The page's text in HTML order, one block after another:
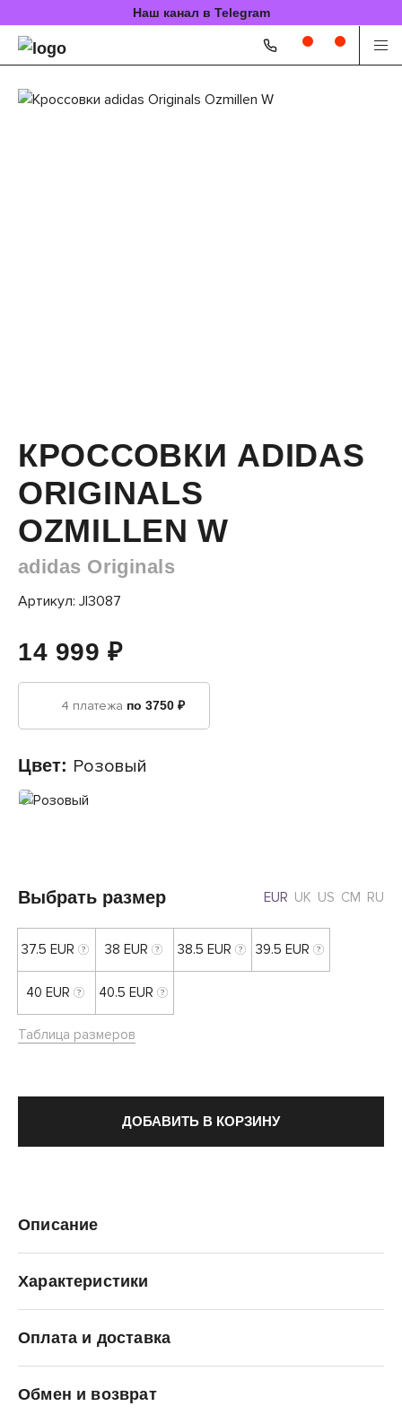
Наш канал в Telegram
КРОССОВКИ ADIDAS
ORIGINALS
OZMILLEN W
adidas Originals
Артикул: JI3087
14 999 ₽
4 платежа по 3750 ₽
Цвет: Розовый
Выбрать размер EUR UK US CM RU
37.5 EUR 38 EUR 38.5 EUR 39.5 EUR
40 EUR 40.5 EUR
Таблица размеров
ДОБАВИТЬ В КОРЗИНУ
Описание
Характеристики
Оплата и доставка
Обмен и возврат